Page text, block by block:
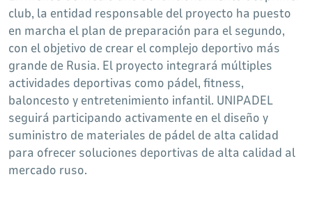
club, la entidad responsable del proyecto ha puesto
en marcha el plan de preparación para el segundo,
con el objetivo de crear el complejo deportivo más
grande de Rusia. El proyecto integrará múltiples
actividades deportivas como pádel, fitness,
baloncesto y entretenimiento infantil. UNIPADEL
seguirá participando activamente en el diseño y
suministro de materiales de pádel de alta calidad
para ofrecer soluciones deportivas de alta calidad al
mercado ruso.